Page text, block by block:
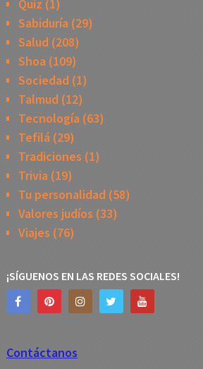
Quiz (1)
Sabiduría(29)
Salud (208)
Shoa(109)
Sociedad(1)
Talmud (12)
Tecnología(63)
Tefilá(29)
Tradiciones (1)
Trivia(19)
Tu personalidad(58)
Valores judíos (33)
Viajes (76)
¡SÍGUENOS EN LAS REDES SOCIALES!
Contáctanos